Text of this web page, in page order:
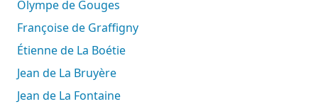
Olympe de Gouges
Françoise de Graffigny
Étienne de La Boétie
Jean de La Bruyère
Jean de La Fontaine